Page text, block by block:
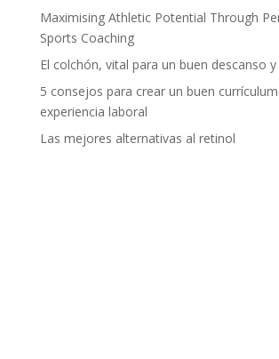
Maximising Athletic Potential Through
Sports Coaching
El colchón, vital para un buen descanso
5 consejos para crear un buen
experiencia laboral
Las mejores alternativas al retinol